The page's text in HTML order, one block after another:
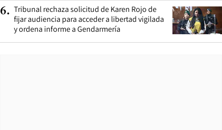
6. Tribunal rechaza solicitud de Karen Rojo de
fijar audiencia para acceder a libertad vigilada
y ordena informe a Gendarmería